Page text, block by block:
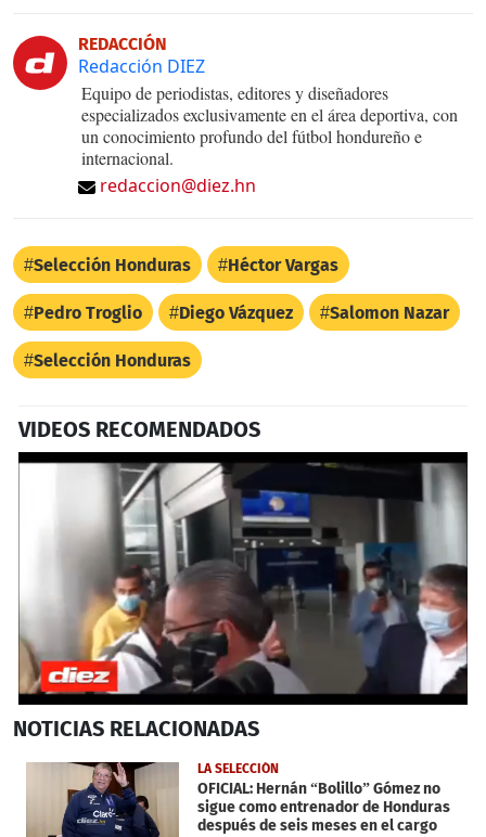
REDACCIÓN
Redacción DIEZ
Equipo de periodistas, editores y diseñadores
especializados exclusivamente en el área deportiva, con
un conocimiento profundo del fútbol hondureño e
internacional.
redaccion@diez.hn
Selección Honduras Héctor Vargas
Pedro Troglio Diego Vázquez Salomon Nazar
Selección Honduras
VIDEOS RECOMENDADOS
seconds
2
seconds
NOTICIAS RELACIONADAS
LA SELECCIÓN
OFICIAL: Hernán “Bolillo” Gómez no
sigue como entrenador de Honduras
después de seis meses en el cargo